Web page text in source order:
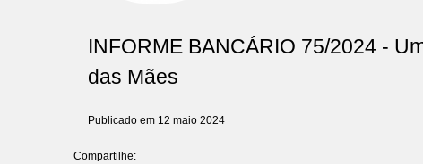
INFORME BANCÁRIO 75/2024 -
das Mães
Publicado em 12 maio 2024
Compartilhe: